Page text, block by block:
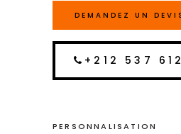
DEMANDEZ UN
+212 537
PERSONNALISATION